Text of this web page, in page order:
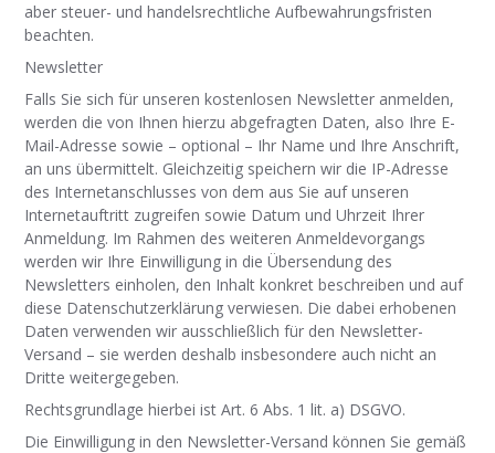
aber steuer- und handelsrechtliche Aufbewahrungsfristen
beachten.
Newsletter
Falls Sie sich für unseren kostenlosen Newsletter anmelden,
werden die von Ihnen hierzu abgefragten Daten, also Ihre E-
Mail-Adresse sowie – optional – Ihr Name und Ihre Anschrift,
an uns übermittelt. Gleichzeitig speichern wir die IP-Adresse
des Internetanschlusses von dem aus Sie auf unseren
Internetauftritt zugreifen sowie Datum und Uhrzeit Ihrer
Anmeldung. Im Rahmen des weiteren Anmeldevorgangs
werden wir Ihre Einwilligung in die Übersendung des
Newsletters einholen, den Inhalt konkret beschreiben und auf
diese Datenschutzerklärung verwiesen. Die dabei erhobenen
Daten verwenden wir ausschließlich für den Newsletter-
Versand – sie werden deshalb insbesondere auch nicht an
Dritte weitergegeben.
Rechtsgrundlage hierbei ist Art. 6 Abs. 1 lit. a) DSGVO.
Die Einwilligung in den Newsletter-Versand können Sie gemäß